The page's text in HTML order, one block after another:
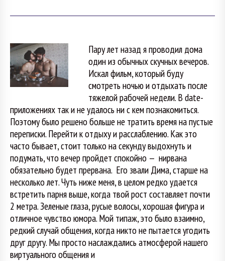
Пару лет назад я проводил дома
один из обычных скучных вечеров.
Искал фильм, который буду
смотреть ночью и отдыхать после
тяжелой рабочей недели. В date-
приложениях так и не удалось ни с кем познакомиться.
Поэтому было решено больше не тратить время на пустые
переписки. Перейти к отдыху и расслаблению. Как это
часто бывает, стоит только на секунду выдохнуть и
подумать, что вечер пройдет спокойно — нирвана
обязательно будет прервана. Его звали Дима, старше на
несколько лет. Чуть ниже меня, в целом редко удается
встретить парня выше, когда твой рост составляет почти
2 метра. Зеленые глаза, русые волосы, хорошая фигура и
отличное чувство юмора. Мой типаж, это было взаимно,
редкий случай общения, когда никто не пытается угодить
друг другу. Мы просто наслаждались атмосферой нашего
виртуального общения и